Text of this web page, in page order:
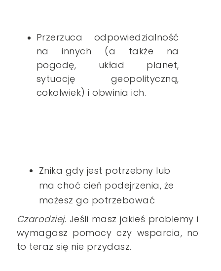
Przerzuca odpowiedzialność
na innych (a także na
pogodę, układ planet,
sytuację geopolityczną,
cokolwiek) i obwinia ich.
Znika gdy jest potrzebny lub
ma choć cień podejrzenia, że
możesz go potrzebować
Czarodziej. Jeśli masz jakieś problemy i
wymagasz pomocy czy wsparcia, no
to teraz się nie przydasz.